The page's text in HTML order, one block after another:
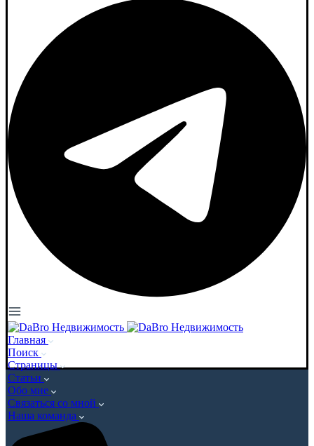
Главная
Поиск
Страницы
Статьи
Обо мне
Связаться со мной
Наша команда